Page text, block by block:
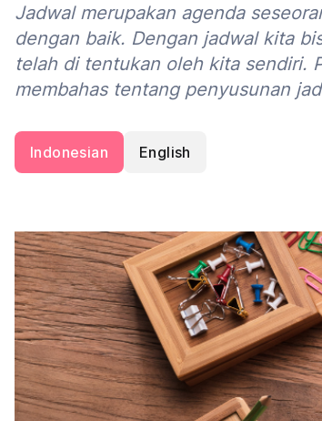
Jadwal merupakan agenda
dengan baik. Dengan jadwal kita
telah di tentukan oleh kita sendiri.
membahas tentang penyusunan
Indonesian English